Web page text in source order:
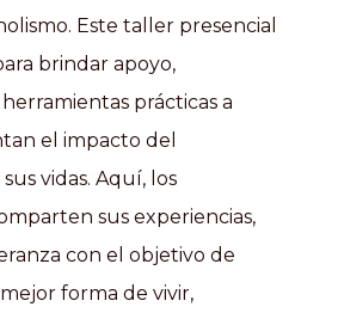
Este taller presencial
brindar apoyo,
prácticas a
el impacto del
vidas. Aquí, los
sus experiencias,
con el objetivo de
forma de vivir,